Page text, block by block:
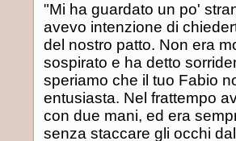
"Mi ha guardato un po'
avevo intenzione di
del nostro patto. Non era
sospirato e ha detto
speriamo che il tuo Fabio
entusiasta. Nel frattempo
con due mani, ed era
senza staccare gli occhi